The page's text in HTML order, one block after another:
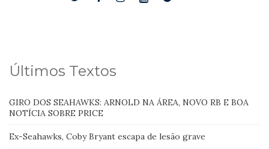
Últimos Textos
GIRO DOS SEAHAWKS: ARNOLD NA ÁREA, NOVO RB E BOA
NOTÍCIA SOBRE PRICE
Ex-Seahawks, Coby Bryant escapa de lesão grave